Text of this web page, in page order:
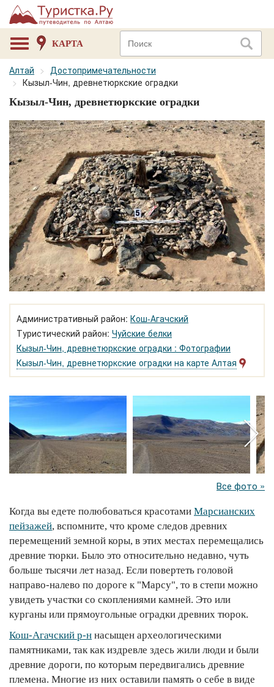
КАРТА
Алтай
Достопримечательности
Кызыл-Чин, древнетюркские оградки
Кызыл-Чин, древнетюркские оградки
Административный район: Кош-Агачский
Туристический район: Чуйские белки
Кызыл-Чин, древнетюркские оградки : Фотографии
Кызыл-Чин, древнетюркские оградки на карте Алтая
Все фото »
Когда вы едете полюбоваться красотами Марсианских
пейзажей, вспомните, что кроме следов древних
перемещений земной коры, в этих местах перемещались
древние тюрки. Было это относительно недавно, чуть
больше тысячи лет назад. Если повертеть головой
направо-налево по дороге к "Марсу", то в степи можно
увидеть участки со скоплениями камней. Это или
курганы или прямоугольные оградки древних тюрок.
Кош-Агачский р-н насыщен археологическими
памятниками, так как издревле здесь жили люди и были
древние дороги, по которым передвигались древние
племена. Многие из них оставили память о себе в виде